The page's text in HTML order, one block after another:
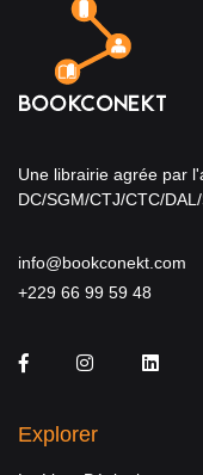
Une librairie agrée par
DC/SGM/CTJ/CTC/
info@bookconekt.com
+229 66 99 59 48
FacebookInstagram
Explorer